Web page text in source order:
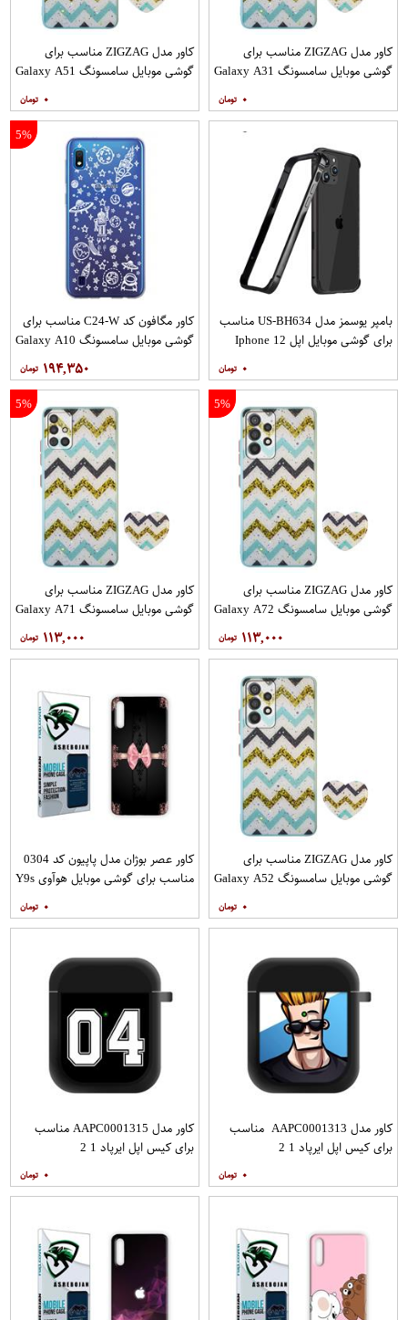
کاور مدل ZIGZAG مناسب برای
گوشی موبایل سامسونگ Galaxy A31
۰
کاور مدل ZIGZAG مناسب برای
گوشی موبایل سامسونگ Galaxy A51
۰
بامپر یوسمز مدل US-BH634 مناسب
برای گوشی موبایل اپل Iphone 12
۰
5%
کاور مگافون کد C24-W مناسب برای
گوشی موبایل سامسونگ Galaxy A10
۱۹۴,۳۵۰
5%
کاور مدل ZIGZAG مناسب برای
گوشی موبایل سامسونگ Galaxy A72
۱۱۳,۰۰۰
5%
کاور مدل ZIGZAG مناسب برای
گوشی موبایل سامسونگ Galaxy A71
۱۱۳,۰۰۰
کاور مدل ZIGZAG مناسب برای
گوشی موبایل سامسونگ Galaxy A52
۰
کاور عصر بوژان مدل پاپیون کد 0304
مناسب برای گوشی موبایل هوآوی Y9s
۰
کاور مدل AAPC0001313 مناسب
برای کیس اپل ایرپاد 1 2
۰
کاور مدل AAPC0001315 مناسب
برای کیس اپل ایرپاد 1 2
۰